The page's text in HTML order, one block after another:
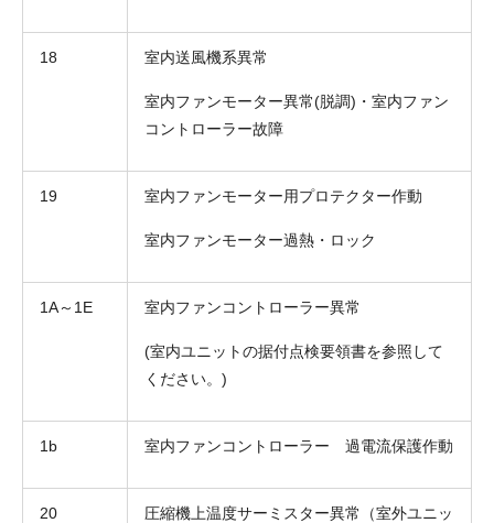
18 室内送風機系異常
室内ファンモーター異常(脱調)・室内ファン
コントローラー故障
19 室内ファンモーター用プロテクター作動
室内ファンモーター過熱・ロック
1A～1E 室内ファンコントローラー異常
(室内ユニットの据付点検要領書を参照して
ください。)
1b 室内ファンコントローラー 過電流保護作動
20
圧縮機上温度サーミスター異常（室外ユニッ